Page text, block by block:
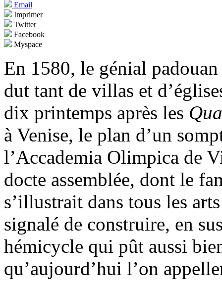
Email
Imprimer
Twitter
Facebook
Myspace
En 1580, le génial
dut tant de villas et
dix printemps après les
à Venise, le plan d’un
l’Accademia Olimpica de
docte assemblée, dont le
s’illustrait dans tous les
signalé de construire, en
hémicycle qui pût aussi
qu’aujourd’hui l’on